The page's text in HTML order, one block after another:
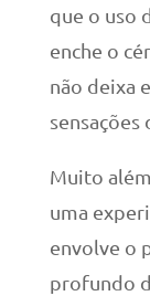
que o uso
enche o
não deixa
sensações
Muito
uma
envolve o
profundo